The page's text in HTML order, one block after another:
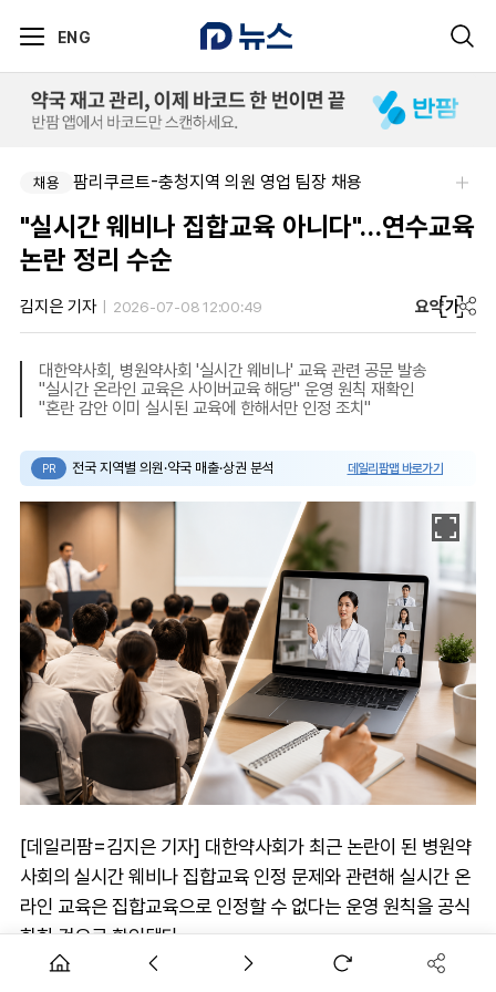
ENG
채용 팜리쿠르트-충청지역 의원 영업 팀장 채용
"실시간 웨비나 집합교육 아니다"…연수교육
논란 정리 수순
김지은 기자 2026-07-08 12:00:49 요약가
대한약사회, 병원약사회 '실시간 웨비나' 교육 관련 공문 발송
"실시간 온라인 교육은 사이버교육 해당" 운영 원칙 재확인
"혼란 감안 이미 실시된 교육에 한해서만 인정 조치"
PR 전국 지역별 의원·약국 매출·상권 분석 데일리팜맵 바로가기
[데일리팜=김지은 기자] 대한약사회가 최근 논란이 된 병원약
사회의 실시간 웨비나 집합교육 인정 문제와 관련해 실시간 온
라인 교육은 집합교육으로 인정할 수 없다는 운영 원칙을 공식
화한 것으로 확인됐다.